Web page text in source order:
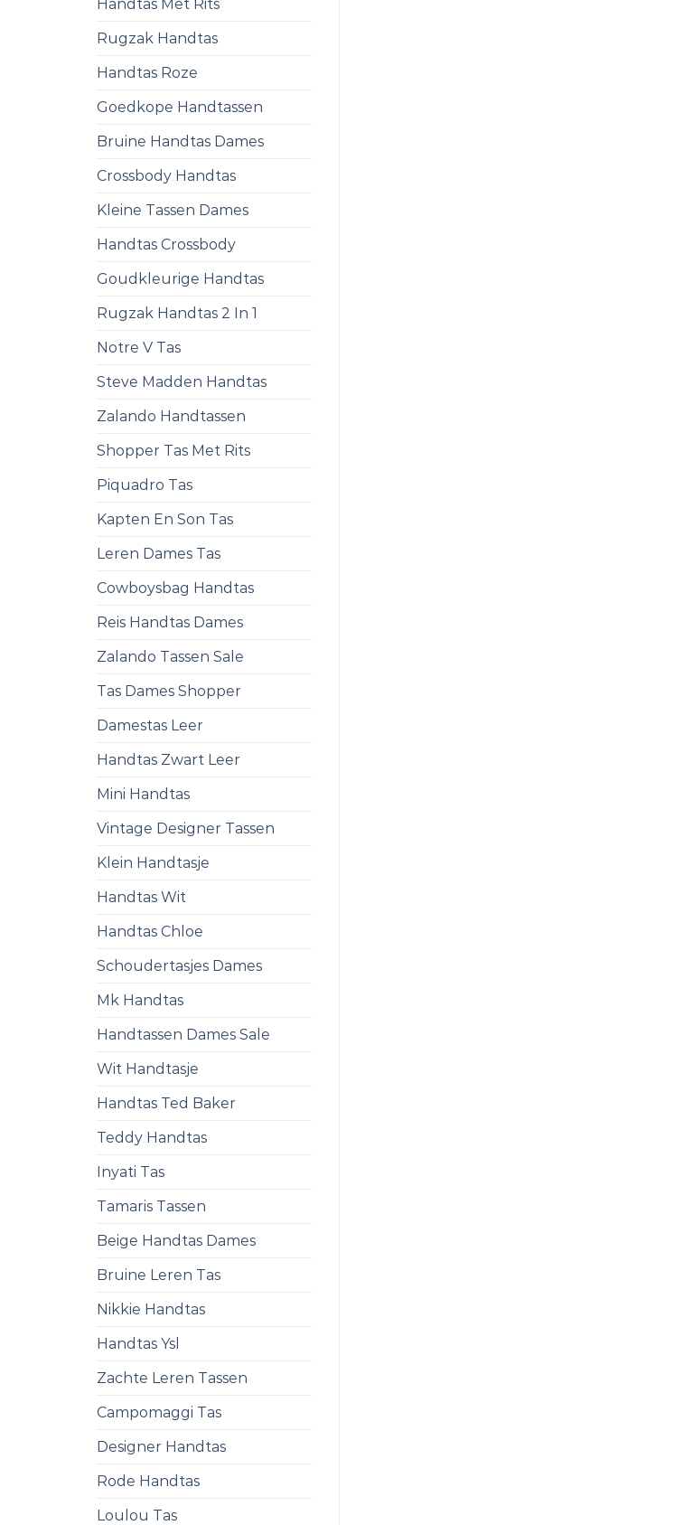
Handtas Met Rits
Rugzak Handtas
Handtas Roze
Goedkope Handtassen
Bruine Handtas Dames
Crossbody Handtas
Kleine Tassen Dames
Handtas Crossbody
Goudkleurige Handtas
Rugzak Handtas 2 In 1
Notre V Tas
Steve Madden Handtas
Zalando Handtassen
Shopper Tas Met Rits
Piquadro Tas
Kapten En Son Tas
Leren Dames Tas
Cowboysbag Handtas
Reis Handtas Dames
Zalando Tassen Sale
Tas Dames Shopper
Damestas Leer
Handtas Zwart Leer
Mini Handtas
Vintage Designer Tassen
Klein Handtasje
Handtas Wit
Handtas Chloe
Schoudertasjes Dames
Mk Handtas
Handtassen Dames Sale
Wit Handtasje
Handtas Ted Baker
Teddy Handtas
Inyati Tas
Tamaris Tassen
Beige Handtas Dames
Bruine Leren Tas
Nikkie Handtas
Handtas Ysl
Zachte Leren Tassen
Campomaggi Tas
Designer Handtas
Rode Handtas
Loulou Tas